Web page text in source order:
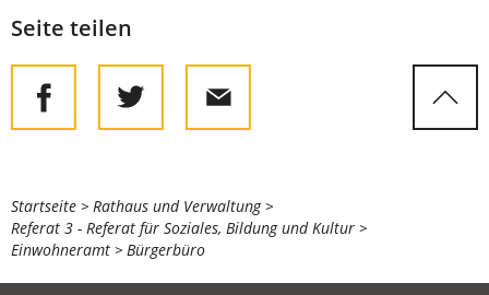
Seite teilen
Sie
befinden
sich
Startseite
Rathaus und Verwaltung
Referat 3 - Referat für Soziales, Bildung und Kultur
Einwohneramt
Bürgerbüro